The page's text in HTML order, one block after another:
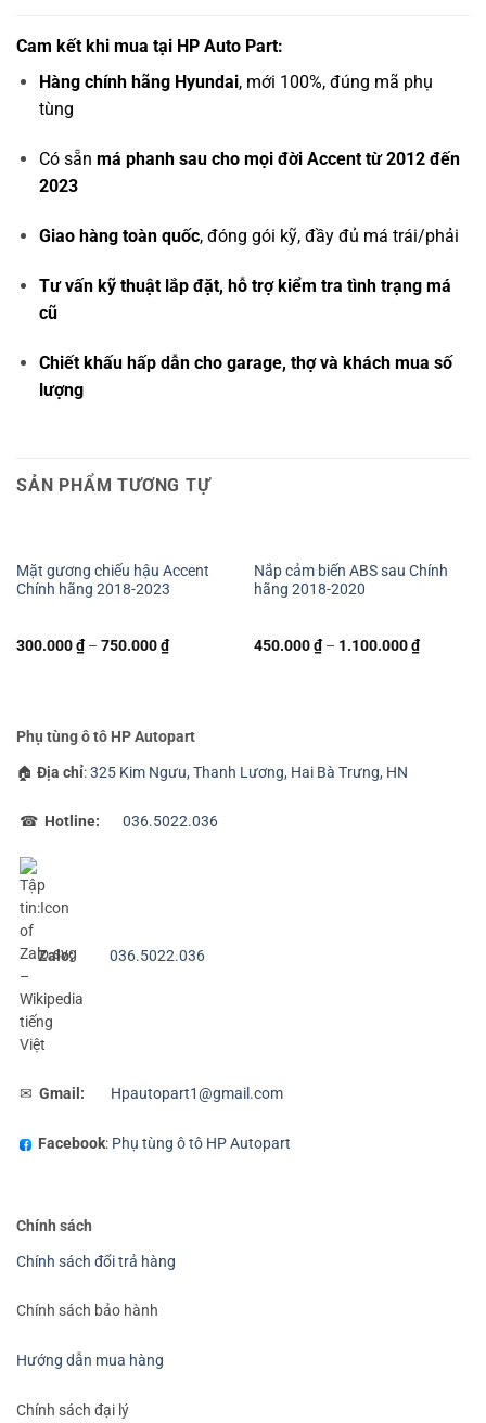
Cam kết khi mua tại HP Auto Part:
Hàng chính hãng Hyundai, mới 100%, đúng mã phụ
tùng
Có sẵn má phanh sau cho mọi đời Accent từ 2012 đến
2023
Giao hàng toàn quốc, đóng gói kỹ, đầy đủ má trái/phải
Tư vấn kỹ thuật lắp đặt, hỗ trợ kiểm tra tình trạng má
cũ
Chiết khấu hấp dẫn cho garage, thợ và khách mua số
lượng
SẢN PHẨM TƯƠNG TỰ
Mặt gương chiếu hậu Accent
Chính hãng 2018-2023
300.000₫– 750.000₫
Nắp cảm biến ABS sau Chính
hãng 2018-2020
450.000₫– 1.100.000₫
Phụ tùng ô tô HP Autopart
🏠 Địa chỉ:325 Kim Ngưu, Thanh Lương, Hai Bà Trưng, HN
☎ Hotline: 036.5022.036
Zalo: 036.5022.036
✉ Gmail: Hpautopart1@gmail.com
Facebook: Phụ tùng ô tô HP Autopart
Chính sách
Chính sách đổi trả hàng
Chính sách bảo hành
Hướng dẫn mua hàng
Chính sách đại lý